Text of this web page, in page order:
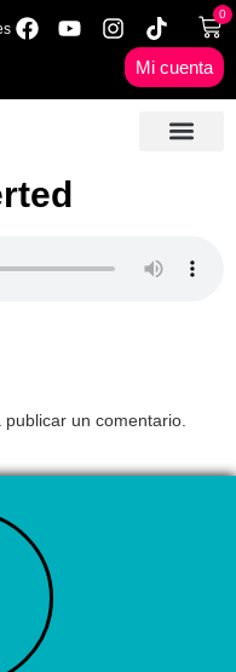
0
Mi cuenta
publicar un comentario.